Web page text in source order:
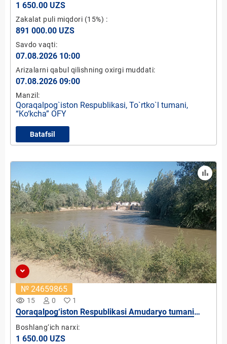
mikro GES-3 qurish loyihasi (quvvati 5 kVt)
1 650.00 UZS
Zakalat puli miqdori (15%) :
891 000.00 UZS
Savdo vaqti:
07.08.2026 10:00
Arizalarni qabul qilishning oxirgi muddati:
07.08.2026 09:00
Manzil:
Qoraqalpog`iston Respublikasi, To`rtko`l tumani,
“Ko‘kcha” OFY
Batafsil
remove_red_eye 15 0 1
№ 24659865
Qoraqalpog‘iston Respublikasi Amudaryo tumani
“Jayxun” OFY hududida mikro GES-7 qurish loyihasi
(quvvati 5 kVt)
Boshlang‘ich narxi:
1 650.00 UZS